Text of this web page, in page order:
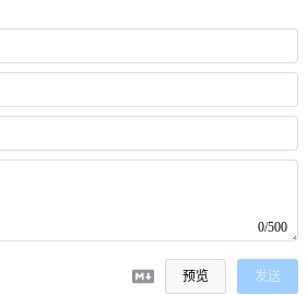
0/500
预览 发送